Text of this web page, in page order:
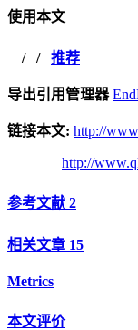
使用本文
/ / 推荐
导出引用管理器
链接本文: http://
http://
参考文献 2
相关文章 15
Metrics
本文评价